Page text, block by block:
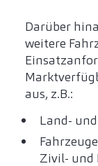
Darüber
weitere
aus, z.B.:
Land-
Zivil- und